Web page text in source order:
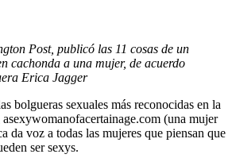
Post, publicó las 11 cosas de un
cachonda a una mujer, de acuerdo
Erica Jagger
bolgueras sexuales más reconocidas en la
(una mujer
da voz a todas las mujeres que piensan que
ser sexys.